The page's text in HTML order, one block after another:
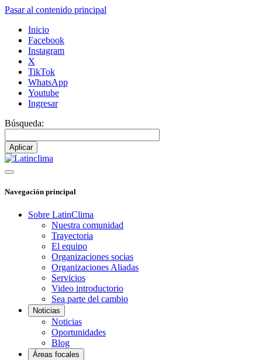
Pasar al contenido principal
Inicio
Facebook
Instagram
X
TikTok
WhatsApp
Youtube
Ingresar
Búsqueda:
Navegación principal
Sobre LatinClima
Nuestra comunidad
Trayectoria
El equipo
Organizaciones socias
Organizaciones Aliadas
Servicios
Video introductorio
Sea parte del cambio
Noticias
Noticias
Oportunidades
Blog
Áreas focales